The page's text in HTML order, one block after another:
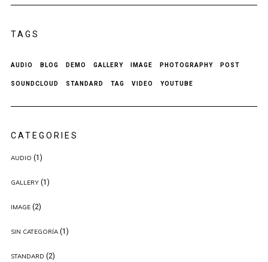
TAGS
AUDIO BLOG DEMO GALLERY IMAGE PHOTOGRAPHY POST
SOUNDCLOUD STANDARD TAG VIDEO YOUTUBE
CATEGORIES
AUDIO (1)
GALLERY(1)
IMAGE(2)
SIN CATEGORÍA(1)
STANDARD (2)